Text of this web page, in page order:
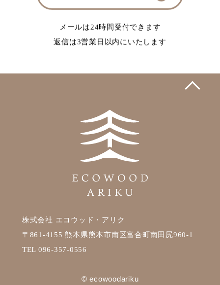
メールは24時間受付できます
返信は3営業日以内にいたします
株式会社 エコウッド・アリク
〒861-4155 熊本県熊本市南区富合町南田尻960-1
TEL 096-357-0556
© ecowoodariku